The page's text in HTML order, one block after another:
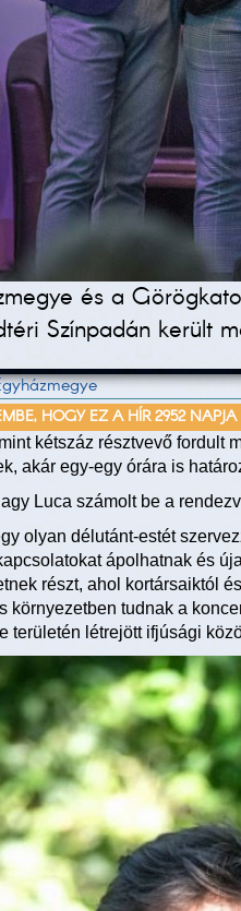
és a
Színpadán került
HOGY EZ A HÍR 2952 NAPJA
kétszáz résztvevő fordult
akár egy-egy órára is
Luca számolt be a
olyan délutánt-estét
ápolhatnak és
részt, ahol kortársaiktól
környezetben tudnak a
területén létrejött ifjúsági